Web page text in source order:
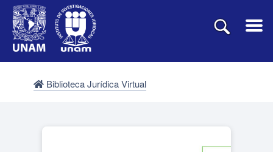
Biblioteca Jurídica Virtual